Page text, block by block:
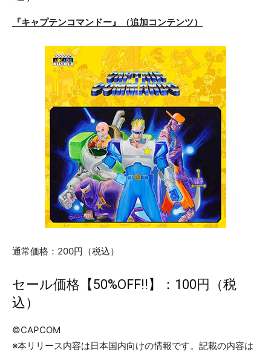
『キャプテンコマンドー』（追加コンテンツ）
通常価格：200円（税込）
セール価格【50%OFF!!】：100円（税
込）
©CAPCOM
※本リリース内容は日本国内向けの情報です。記載の内容は